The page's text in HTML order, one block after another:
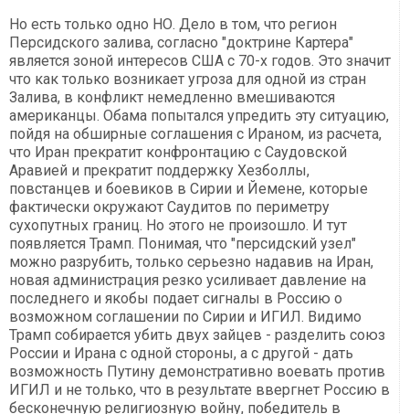
Но есть только одно НО. Дело в том, что регион
Персидского залива, согласно "доктрине Картера"
является зоной интересов США с 70-х годов. Это значит
что как только возникает угроза для одной из стран
Залива, в конфликт немедленно вмешиваются
американцы. Обама попытался упредить эту ситуацию,
пойдя на обширные соглашения с Ираном, из расчета,
что Иран прекратит конфронтацию с Саудовской
Аравией и прекратит поддержку Хезболлы,
повстанцев и боевиков в Сирии и Йемене, которые
фактически окружают Саудитов по периметру
сухопутных границ. Но этого не произошло. И тут
появляется Трамп. Понимая, что "персидский узел"
можно разрубить, только серьезно надавив на Иран,
новая администрация резко усиливает давление на
последнего и якобы подает сигналы в Россию о
возможном соглашении по Сирии и ИГИЛ. Видимо
Трамп собирается убить двух зайцев - разделить союз
России и Ирана с одной стороны, а с другой - дать
возможность Путину демонстративно воевать против
ИГИЛ и не только, что в результате ввергнет Россию в
бесконечную религиозную войну, победитель в